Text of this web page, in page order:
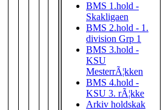
BMS 1.hold -
Skakligaen
BMS 2.hold - 1.
division Grp 1
BMS 3.hold -
KSU
MesterrÃ¦kken
BMS 4.hold -
KSU 3. rÃ¦kke
Arkiv holdskak